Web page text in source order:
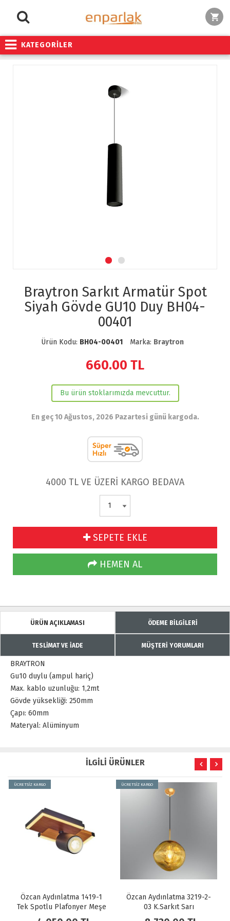
KATEGORİLER
Braytron Sarkıt Armatür Spot
Siyah Gövde GU10 Duy BH04-
00401
Ürün Kodu: BH04-00401 Marka: Braytron
660.00 TL
Bu ürün stoklarımızda mevcuttur.
En geç 10 Ağustos, 2026 Pazartesi günü kargoda.
4000 TL VE ÜZERİ KARGO BEDAVA
SEPETE EKLE
HEMEN AL
ÜRÜN AÇIKLAMASI ÖDEME BİLGİLERİ
TESLİMAT VE İADE MÜŞTERİ YORUMLARI
BRAYTRON
Gu10 duylu (ampul hariç)
Max. kablo uzunluğu: 1,2mt
Gövde yüksekliği: 250mm
Çapı: 60mm
Materyal: Alüminyum
İLGİLİ ÜRÜNLER
ÜCRETSİZ KARGO
Özcan Aydınlatma 1419-1
Tek Spotlu Plafonyer Meşe
ÜCRETSİZ KARGO
Özcan Aydınlatma 3219-2-
03 K.Sarkıt Sarı